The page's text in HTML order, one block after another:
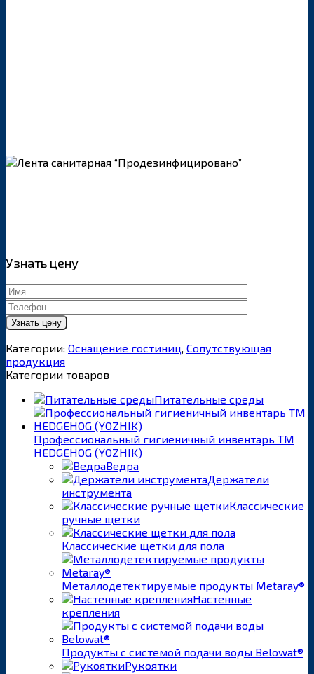
Узнать цену
Категории: Оснащение гостиниц Сопутствующая
продукция
Категории товаров
Питательные среды
Профессиональный гигиеничный инвентарь ТМ
HEDGEHOG (YOZHIK)
Ведра
Держатели
инструмента
Классические
ручные щетки
Классические щетки для пола
Металлодетектируемые продукты Metaray®
Настенные
крепления
Продукты с системой подачи воды Belowat®
Рукоятки